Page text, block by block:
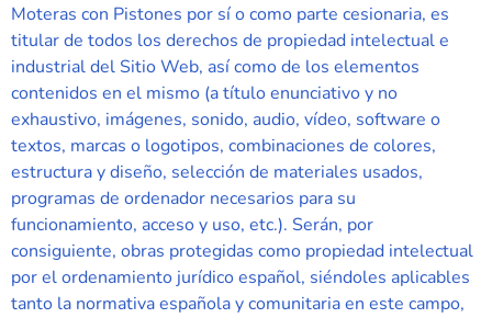
Moteras con Pistones por sí o como parte cesionaria, es
titular de todos los derechos de propiedad intelectual e
industrial del Sitio Web, así como de los elementos
contenidos en el mismo (a título enunciativo y no
exhaustivo, imágenes, sonido, audio, vídeo, software o
textos, marcas o logotipos, combinaciones de colores,
estructura y diseño, selección de materiales usados,
programas de ordenador necesarios para su
funcionamiento, acceso y uso, etc.). Serán, por
consiguiente, obras protegidas como propiedad intelectual
por el ordenamiento jurídico español, siéndoles aplicables
tanto la normativa española y comunitaria en este campo,